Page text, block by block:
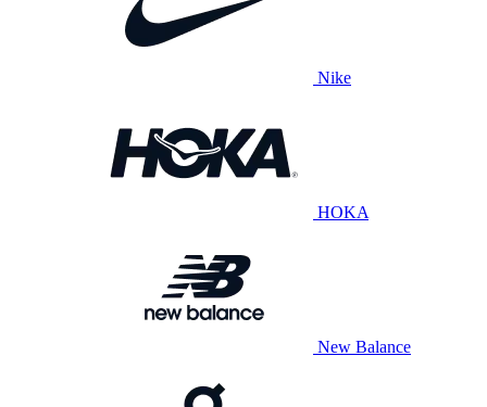
Nike
HOKA
New Balance